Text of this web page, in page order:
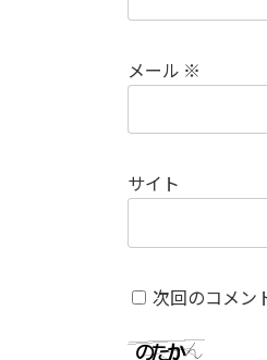
メール ※
サイト
次回のコメン